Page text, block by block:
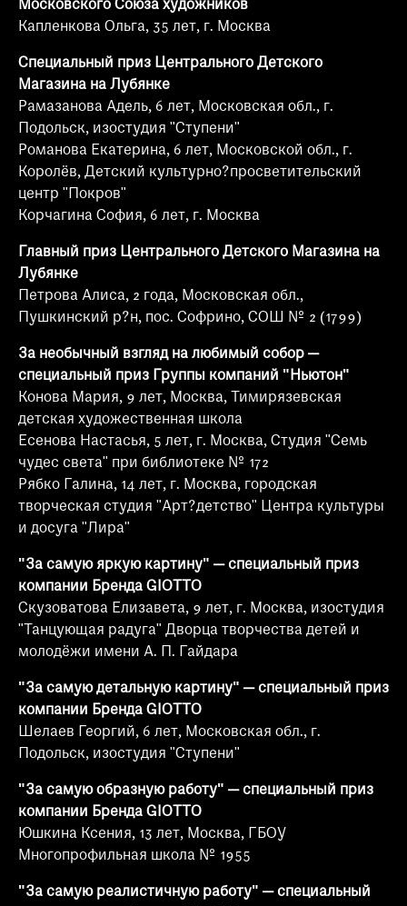
Московского Союза художников
Капленкова Ольга, 35 лет, г. Москва
Специальный приз Центрального Детского
Магазина на Лубянке
Рамазанова Адель, 6 лет, Московская обл., г.
Подольск, изостудия "Ступени"
Романова Екатерина, 6 лет, Московской обл., г.
Королёв, Детский культурно?просветительский
центр "Покров"
Корчагина София, 6 лет, г. Москва
Главный приз Центрального Детского Магазина на
Лубянке
Петрова Алиса, 2 года, Московская обл.,
Пушкинский р?н, пос. Софрино, СОШ № 2 (1799)
За необычный взгляд на любимый собор —
специальный приз Группы компаний "Ньютон"
Конова Мария, 9 лет, Москва, Тимирязевская
детская художественная школа
Есенова Настасья, 5 лет, г. Москва, Студия "Семь
чудес света" при библиотеке № 172
Рябко Галина, 14 лет, г. Москва, городская
творческая студия "Арт?детство" Центра культуры
и досуга "Лира"
"За самую яркую картину" — специальный приз
компании Бренда GIOTTO
Скузоватова Елизавета, 9 лет, г. Москва, изостудия
"Танцующая радуга" Дворца творчества детей и
молодёжи имени А. П. Гайдара
"За самую детальную картину" — специальный приз
компании Бренда GIOTTO
Шелаев Георгий, 6 лет, Московская обл., г.
Подольск, изостудия "Ступени"
"За самую образную работу" — специальный приз
компании Бренда GIOTTO
Юшкина Ксения, 13 лет, Москва, ГБОУ
Многопрофильная школа № 1955
"За самую реалистичную работу" — специальный